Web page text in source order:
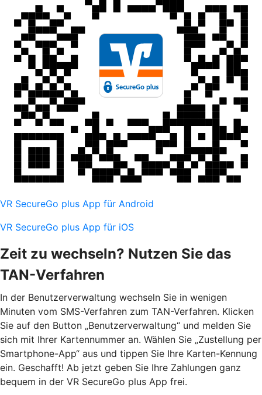
VR SecureGo plus App für Android
VR SecureGo plus App für iOS
Zeit zu wechseln? Nutzen Sie das
TAN-Verfahren
In der Benutzerverwaltung wechseln Sie in wenigen
Minuten vom SMS-Verfahren zum TAN-Verfahren. Klicken
Sie auf den Button „Benutzerverwaltung“ und melden Sie
sich mit Ihrer Kartennummer an. Wählen Sie „Zustellung per
Smartphone-App“ aus und tippen Sie Ihre Karten-Kennung
ein. Geschafft! Ab jetzt geben Sie Ihre Zahlungen ganz
bequem in der VR SecureGo plus App frei.